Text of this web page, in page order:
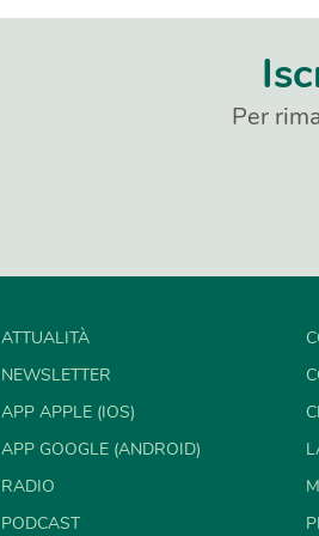
Per
ATTUALITÀ
NEWSLETTER
APP APPLE (IOS)
APP GOOGLE (ANDROID)
RADIO
PODCAST